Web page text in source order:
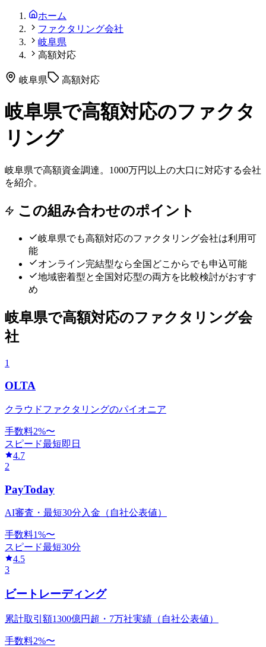
ホーム
ファクタリング会社
岐阜県
高額対応
岐阜県 高額対応
岐阜県で高額対応のファクタ
リング
岐阜県で高額資金調達。1000万円以上の大口に対応する会社
を紹介。
この組み合わせのポイント
岐阜県でも高額対応のファクタリング会社は利用可
能
オンライン完結型なら全国どこからでも申込可能
地域密着型と全国対応型の両方を比較検討がおすす
め
岐阜県で高額対応のファクタリング会
社
1
OLTA
クラウドファクタリングのパイオニア
手数料2%〜
スピード最短即日
4.7
2
PayToday
AI審査・最短30分入金（自社公表値）
手数料1%〜
スピード最短30分
4.5
3
ビートレーディング
累計取引額1300億円超・7万社実績（自社公表値）
手数料2%〜